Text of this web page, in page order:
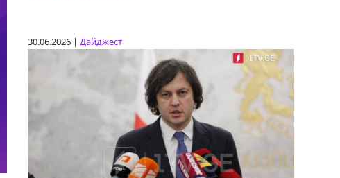
30.06.2026 | Дайджест